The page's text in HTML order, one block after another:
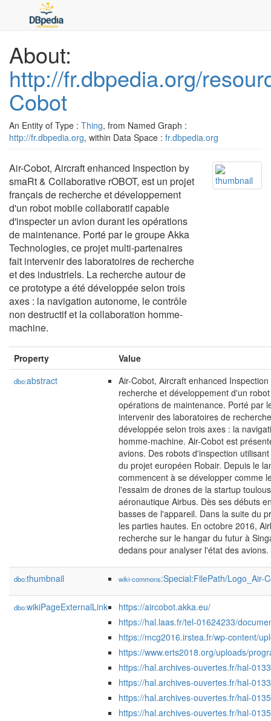
About:
http://fr.dbpedia.org/
Cobot
An Entity of Type : Thing, from Named Graph :
http://fr.dbpedia.org, within Data Space : fr.dbpedia.org
Air-Cobot, Aircraft enhanced Inspection by
smaRt & Collaborative rOBOT, est un projet
français de recherche et développement
d'un robot mobile collaboratif capable
d'inspecter un avion durant les opérations
de maintenance. Porté par le groupe Akka
Technologies, ce projet multi-partenaires
fait intervenir des laboratoires de recherche
et des industriels. La recherche autour de
ce prototype a été développée selon trois
axes : la navigation autonome, le contrôle
non destructif et la collaboration homme-
machine.
Property Value
dbo:abstract
Air-Cobot, Aircraft enhanced
recherche et développement d'un
opérations de maintenance. Porté par
intervenir des laboratoires de
développée selon trois axes : la
homme-machine. Air-Cobot est
avions. Des robots d'inspection
du projet européen Robair. Depuis le
commencent à se développer comme
l'essaim de drones de la startup
aéronautique Airbus. Dès ses débuts
basses de l'appareil. Dans la suite du
les parties hautes. En octobre 2016,
recherche sur le hangar du futur à
dedans pour analyser l'état des avions.
dbo:thumbnail wiki-commons:Special:FilePath/Logo_Air-
dbo:wikiPageExternalLink
https://aircobot.akka.eu/
https://hal.laas.fr/tel-01624233/
https://mcg2016.irstea.fr/wp-content/
https://www.erts2018.org/uploads/
https://hal.archives-ouvertes.fr/hal-
https://hal.archives-ouvertes.fr/hal-
https://hal.archives-ouvertes.fr/hal-
https://hal.archives-ouvertes.fr/hal-